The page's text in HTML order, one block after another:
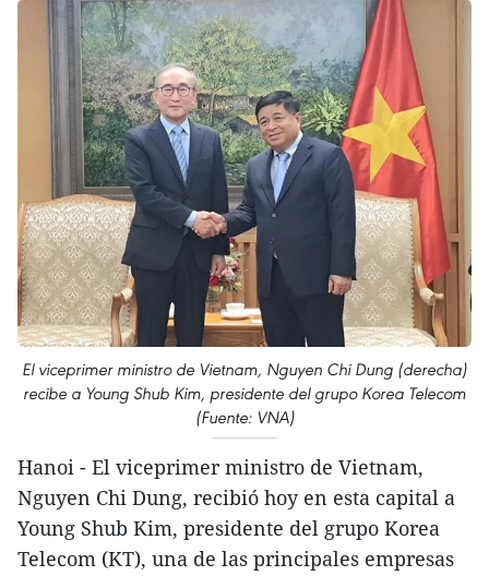
El viceprimer ministro de Vietnam, Nguyen Chi Dung (derecha)
recibe a Young Shub Kim, presidente del grupo Korea Telecom
(Fuente: VNA)
Hanoi - El viceprimer ministro de Vietnam,
Nguyen Chi Dung, recibió hoy en esta capital a
Young Shub Kim, presidente del grupo Korea
Telecom (KT), una de las principales empresas